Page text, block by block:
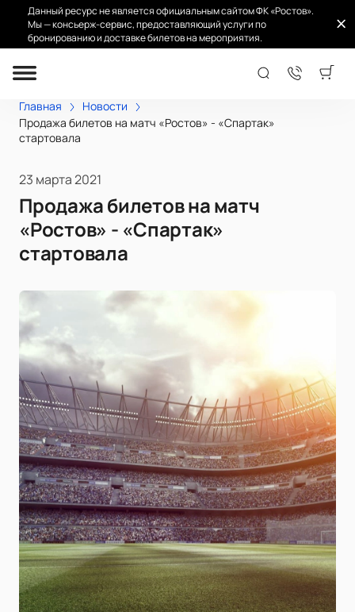
Данный ресурс не является официальным сайтом ФК «Ростов».
Мы — консьерж-сервис, предоставляющий услуги по
бронированию и доставке билетов на мероприятия.
Главная
Новости
Продажа билетов на матч «Ростов» - «Спартак»
стартовала
23 марта 2021
Продажа билетов на матч
«Ростов» - «Спартак»
стартовала